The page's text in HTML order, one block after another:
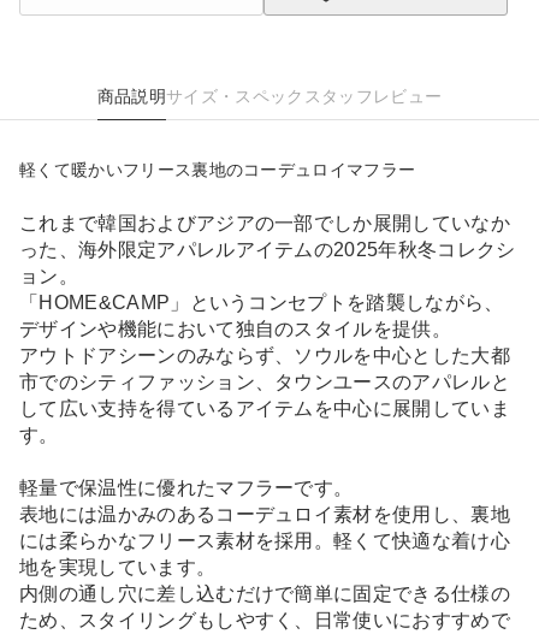
商品説明サイズ・スペック スタッフレビュー
軽くて暖かいフリース裏地のコーデュロイマフラー
これまで韓国およびアジアの一部でしか展開していなか
った、海外限定アパレルアイテムの2025年秋冬コレクシ
ョン。
「HOME&CAMP」というコンセプトを踏襲しながら、
デザインや機能において独自のスタイルを提供。
アウトドアシーンのみならず、ソウルを中心とした大都
市でのシティファッション、タウンユースのアパレルと
して広い支持を得ているアイテムを中心に展開していま
す。
軽量で保温性に優れたマフラーです。
表地には温かみのあるコーデュロイ素材を使用し、裏地
には柔らかなフリース素材を採用。軽くて快適な着け心
地を実現しています。
内側の通し穴に差し込むだけで簡単に固定できる仕様の
ため、スタイリングもしやすく、日常使いにおすすめで